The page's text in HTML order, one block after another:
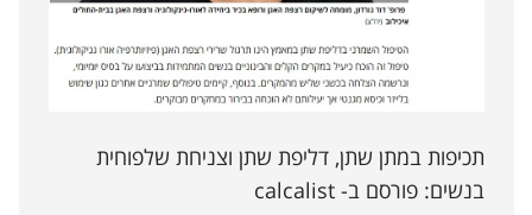
תכיפות במתן שתן, דליפת שתן וצניחת שלפוחית
בנשים: פורסם ב- calcalist